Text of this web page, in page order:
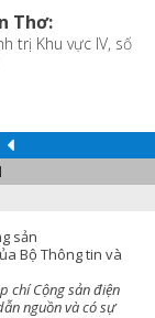
Thơ:
trị Khu vực IV, số
sản
Bộ Thông tin và
chí Cộng sản điện
nguồn và có sự